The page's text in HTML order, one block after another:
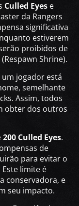
Culled Eyese
da Rangers
significativa
estiverem
proibidos de
Shrine).
um jogador está
semelhante
Assim, todos
obter dos outros
200 Culled Eyes.
de
para evitar o
limite é
conservadora, e
seu impacto.